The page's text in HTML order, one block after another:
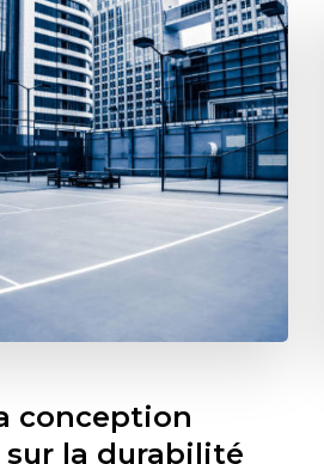
conception
la durabilité